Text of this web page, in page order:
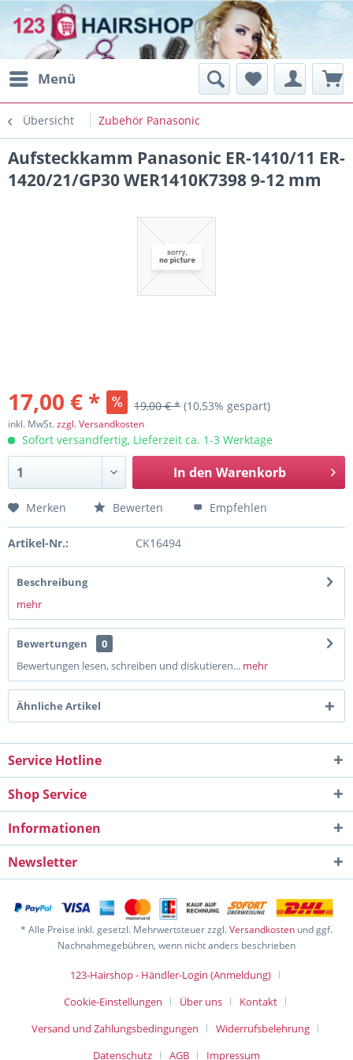
Menü
Übersicht Zubehör Panasonic
Aufsteckkamm Panasonic ER-1410/11 ER-
1420/21/GP30 WER1410K7398 9-12 mm
17,00 € * 19,00 € * (10,53% gespart)
inkl. MwSt.zzgl. Versandkosten
Sofort versandfertig, Lieferzeit ca. 1-3 Werktage
In den Warenkorb
Merken Bewerten Empfehlen
Artikel-Nr.: CK16494
Beschreibung
mehr
Bewertungen
0
Bewertungen lesen, schreiben und diskutieren... mehr
Ähnliche Artikel
Service Hotline
Shop Service
Informationen
Newsletter
* Alle Preise inkl. gesetzl. Mehrwertsteuer zzgl.Versandkosten und ggf.
Nachnahmegebühren, wenn nicht anders beschrieben
123-Hairshop - Händler-Login (Anmeldung)
Cookie-Einstellungen
Über uns
Kontakt
Versand und Zahlungsbedingungen
Widerrufsbelehrung
Datenschutz
AGB Impressum